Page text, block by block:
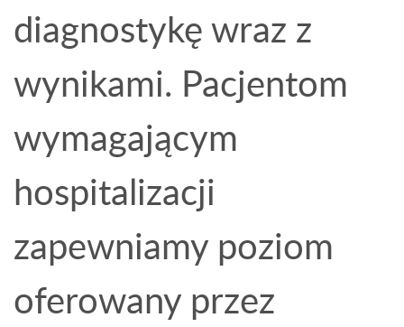
diagnostykę wraz z
wynikami. Pacjentom
wymagającym
hospitalizacji
zapewniamy poziom
oferowany przez